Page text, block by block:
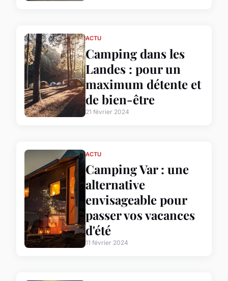
ACTU
Camping dans les
Landes : pour un
maximum détente et
de bien-être
21 février 2024
ACTU
Camping Var : une
alternative
envisageable pour
passer vos vacances
d'été
11 février 2024